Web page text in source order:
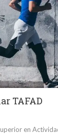
TAFAD
en